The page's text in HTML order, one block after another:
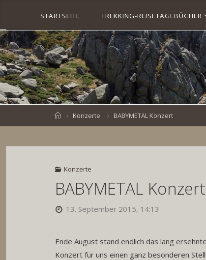
content
VE
NB
RO
ESK
E.D
STARTSEITE TREKKING-REISETAGEBÜCHER
HomeKonzerte BABYMETAL Konzert
Konzerte
BABYMETAL Konzert
13. September 2015, 14:13
Ende August stand endlich das lang
Konzert für uns einen ganz besonderen